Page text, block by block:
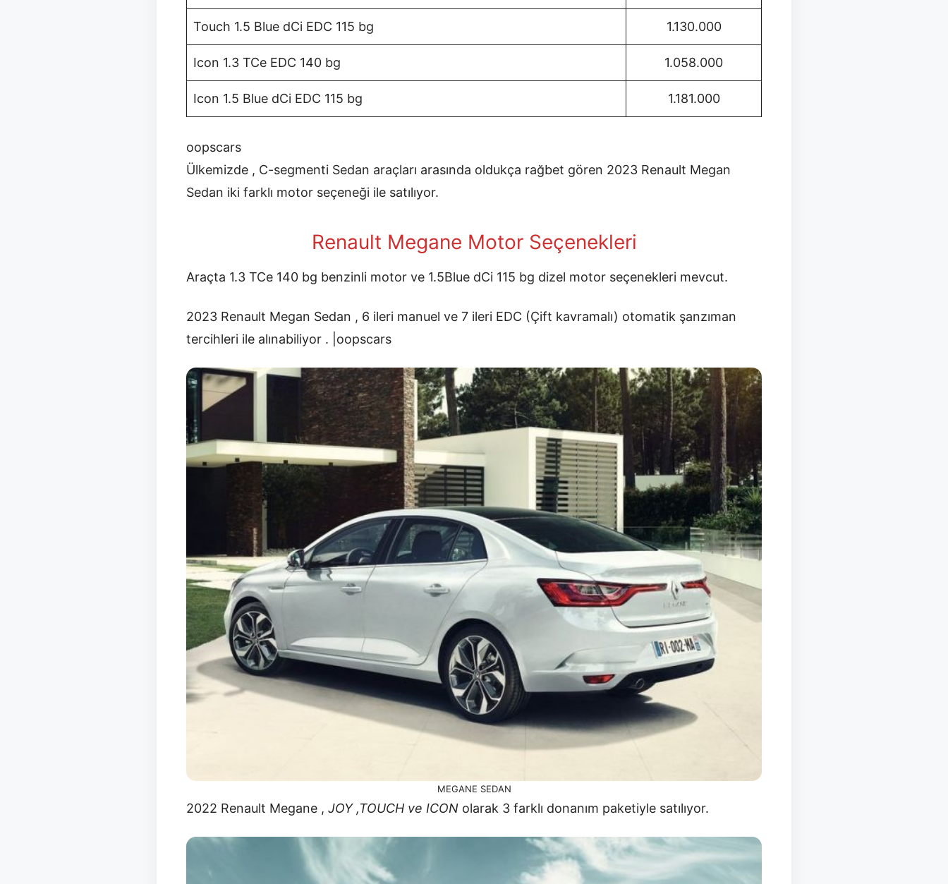
Touch 1.5 Blue dCi EDC 115 bg 1.130.000
Icon 1.3 TCe EDC 140 bg 1.058.000
Icon 1.5 Blue dCi EDC 115 bg 1.181.000
oopscars
Ülkemizde , C-segmenti Sedan araçları arasında oldukça rağbet gören 2023 Renault Megan
Sedan iki farklı motor seçeneği ile satılıyor.
Renault Megane Motor Seçenekleri
Araçta 1.3 TCe 140 bg benzinli motor ve 1.5Blue dCi 115 bg dizel motor seçenekleri mevcut.
2023 Renault Megan Sedan , 6 ileri manuel ve 7 ileri EDC (Çift kavramalı) otomatik şanzıman
tercihleri ile alınabiliyor . |oopscars
MEGANE SEDAN
2022 Renault Megane , JOY ,TOUCH ve ICON olarak 3 farklı donanım paketiyle satılıyor.